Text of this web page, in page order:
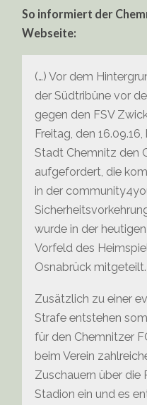
So informiert der
Webseite:
(…) Vor dem
der Südtribüne vor
gegen den FSV
Freitag, den
Stadt Chemnitz den
aufgefordert, die
in der
wurde in der
Vorfeld des
Osnabrück mitgeteilt.
Zusätzlich zu einer
Strafe entstehen
für den Chemnitzer
beim Verein
Zuschauern über die
Stadion ein und es